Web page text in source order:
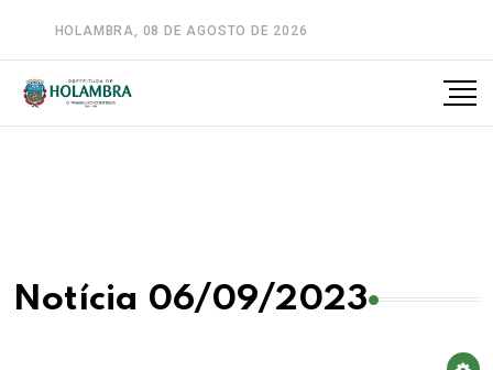
HOLAMBRA, 08 DE AGOSTO DE 2026
Notícia 06/09/2023